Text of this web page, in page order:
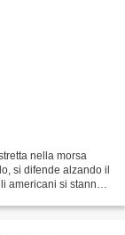
nella morsa
si difende alzando il
americani si stanno